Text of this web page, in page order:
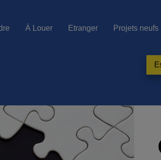
À Louer Etranger Projets neufs